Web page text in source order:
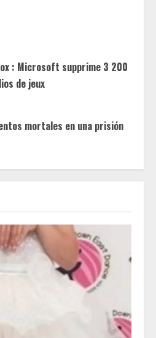
: Microsoft supprime 3 200
de jeux
mortales en una prisión